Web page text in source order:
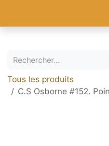
Tous les produits
C.S Osborne #152.